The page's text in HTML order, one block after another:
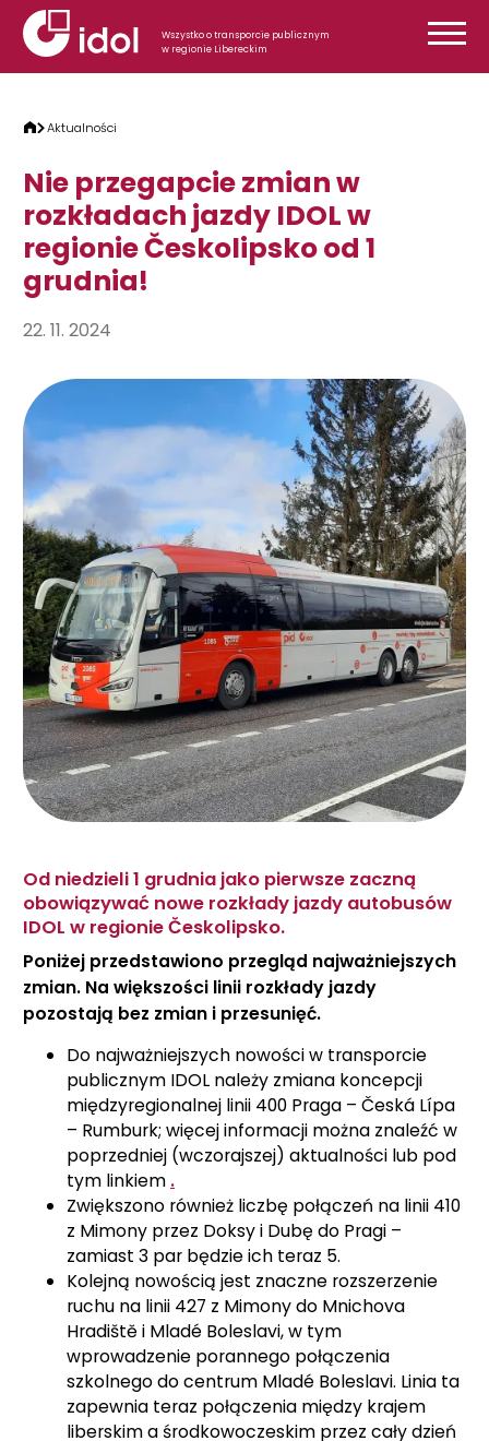
Przejdź do treści
Wszystko o transporcie publicznym
w regionie Libereckim
Aktualności
Nie przegapcie zmian w
rozkładach jazdy IDOL w
regionie Českolipsko od 1
grudnia!
22. 11. 2024
Od niedzieli 1 grudnia jako pierwsze zaczną
obowiązywać nowe rozkłady jazdy autobusów
IDOL w regionie Českolipsko.
Poniżej przedstawiono przegląd najważniejszych
zmian. Na większości linii rozkłady jazdy
pozostają bez zmian i przesunięć.
Do najważniejszych nowości w transporcie
publicznym IDOL należy zmiana koncepcji
międzyregionalnej linii 400 Praga – Česká Lípa
– Rumburk; więcej informacji można znaleźć w
poprzedniej (wczorajszej) aktualności lub pod
tym linkiem .
Zwiększono również liczbę połączeń na linii 410
z Mimony przez Doksy i Dubę do Pragi –
zamiast 3 par będzie ich teraz 5.
Kolejną nowością jest znaczne rozszerzenie
ruchu na linii 427 z Mimony do Mnichova
Hradiště i Mladé Boleslavi, w tym
wprowadzenie porannego połączenia
szkolnego do centrum Mladé Boleslavi. Linia ta
zapewnia teraz połączenia między krajem
liberskim a środkowoczeskim przez cały dzień